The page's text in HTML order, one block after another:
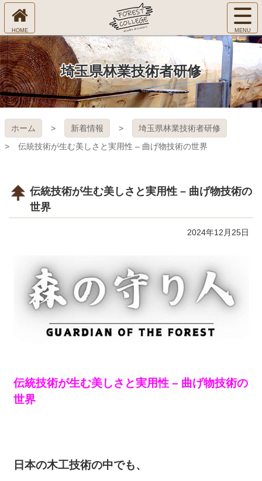
コ
テ
ン
ツ
本
文
へ
ス
プ
埼玉県林業技術者研修
ホーム 新着情報
埼玉県林業技術者研修
伝統技術が生む美しさと実用性 – 曲げ物技術の世界
伝統技術が生む美しさと実用性 – 曲げ物技術の
世界
2024年12月25日
伝統技術が生む美しさと実用性 – 曲げ物技術の
世界
日本の木工技術の中でも、
㈱Ｆ
ＯＲ
ＥＳ
Ｔ Ｃ
ＯＬ
ＧＥ
ホ
ー
ム
へ
サ
イ
ト
ュ
ー
を
開